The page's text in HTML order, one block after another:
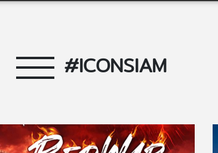
#ICONSIAM